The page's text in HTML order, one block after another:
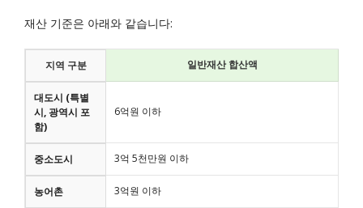
재산 기준은 아래와 같습니다:
지역 구분 일반재산 합산액
대도시 (특별
시, 광역시 포
함)
6억원 이하
중소도시 3억 5천만원 이하
농어촌 3억원 이하